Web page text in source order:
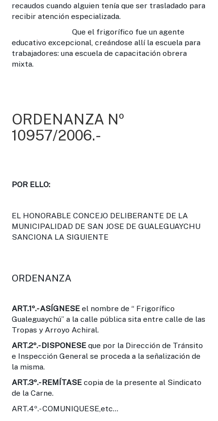
recaudos cuando alguien tenía que ser trasladado para
recibir atención especializada.
Que el frigorífico fue un agente
educativo excepcional, creándose allí la escuela para
trabajadores: una escuela de capacitación obrera
mixta.
ORDENANZA Nº
10957/2006.-
POR ELLO:
EL HONORABLE CONCEJO DELIBERANTE DE LA
MUNICIPALIDAD DE SAN JOSE DE GUALEGUAYCHU
SANCIONA LA SIGUIENTE
ORDENANZA
ART.1º.- ASÍGNESE el nombre de “ Frigorífico
Gualeguaychú” a la calle pública sita entre calle de las
Tropas y Arroyo Achiral.
ART.2º.-DISPONESE que por la Dirección de Tránsito
e Inspección General se proceda a la señalización de
la misma.
ART.3º.-REMÍTASE copia de la presente al Sindicato
de la Carne.
ART.4º.- COMUNIQUESE,etc...